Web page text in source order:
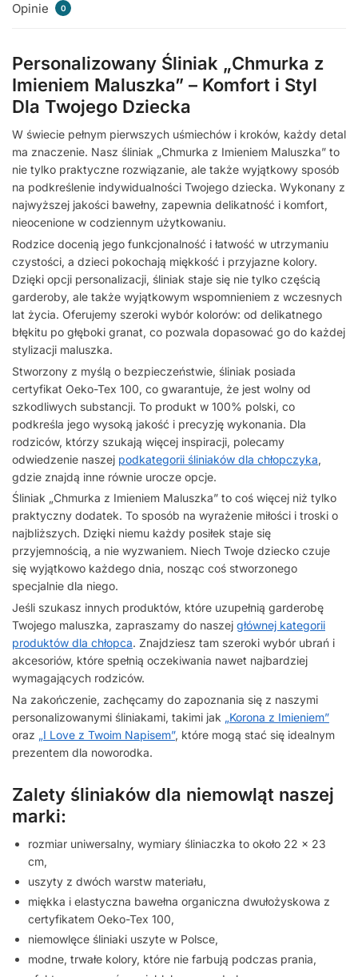
Opinie 0
Personalizowany Śliniak „Chmurka z
Imieniem Maluszka” – Komfort i Styl
Dla Twojego Dziecka
W świecie pełnym pierwszych uśmiechów i kroków, każdy detal
ma znaczenie. Nasz śliniak „Chmurka z Imieniem Maluszka” to
nie tylko praktyczne rozwiązanie, ale także wyjątkowy sposób
na podkreślenie indywidualności Twojego dziecka. Wykonany z
najwyższej jakości bawełny, zapewnia delikatność i komfort,
nieocenione w codziennym użytkowaniu.
Rodzice docenią jego funkcjonalność i łatwość w utrzymaniu
czystości, a dzieci pokochają miękkość i przyjazne kolory.
Dzięki opcji personalizacji, śliniak staje się nie tylko częścią
garderoby, ale także wyjątkowym wspomnieniem z wczesnych
lat życia. Oferujemy szeroki wybór kolorów: od delikatnego
błękitu po głęboki granat, co pozwala dopasować go do każdej
stylizacji maluszka.
Stworzony z myślą o bezpieczeństwie, śliniak posiada
certyfikat Oeko-Tex 100, co gwarantuje, że jest wolny od
szkodliwych substancji. To produkt w 100% polski, co
podkreśla jego wysoką jakość i precyzję wykonania. Dla
rodziców, którzy szukają więcej inspiracji, polecamy
odwiedzenie naszej podkategorii śliniaków dla chłopczyka,
gdzie znajdą inne równie urocze opcje.
Śliniak „Chmurka z Imieniem Maluszka” to coś więcej niż tylko
praktyczny dodatek. To sposób na wyrażenie miłości i troski o
najbliższych. Dzięki niemu każdy posiłek staje się
przyjemnością, a nie wyzwaniem. Niech Twoje dziecko czuje
się wyjątkowo każdego dnia, nosząc coś stworzonego
specjalnie dla niego.
Jeśli szukasz innych produktów, które uzupełnią garderobę
Twojego maluszka, zapraszamy do naszej głównej kategorii
produktów dla chłopca. Znajdziesz tam szeroki wybór ubrań i
akcesoriów, które spełnią oczekiwania nawet najbardziej
wymagających rodziców.
Na zakończenie, zachęcamy do zapoznania się z naszymi
personalizowanymi śliniakami, takimi jak „Korona z Imieniem”
oraz „I Love z Twoim Napisem”, które mogą stać się idealnym
prezentem dla noworodka.
Zalety śliniaków dla niemowląt naszej
marki:
rozmiar uniwersalny, wymiary śliniaczka to około 22 x 23
cm,
uszyty z dwóch warstw materiału,
miękka i elastyczna bawełna organiczna dwułożyskowa z
certyfikatem Oeko-Tex 100,
niemowlęce śliniaki uszyte w Polsce,
modne, trwałe kolory, które nie farbują podczas prania,